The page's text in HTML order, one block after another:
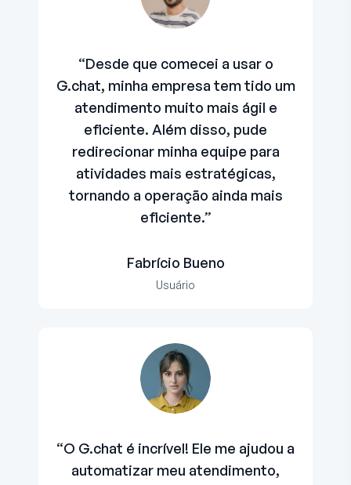
“Desde que comecei a usar o
G.chat, minha empresa tem tido um
atendimento muito mais ágil e
eficiente. Além disso, pude
redirecionar minha equipe para
atividades mais estratégicas,
tornando a operação ainda mais
eficiente.”
Fabrício Bueno
Usuário
“O G.chat é incrível! Ele me ajudou a
automatizar meu atendimento,